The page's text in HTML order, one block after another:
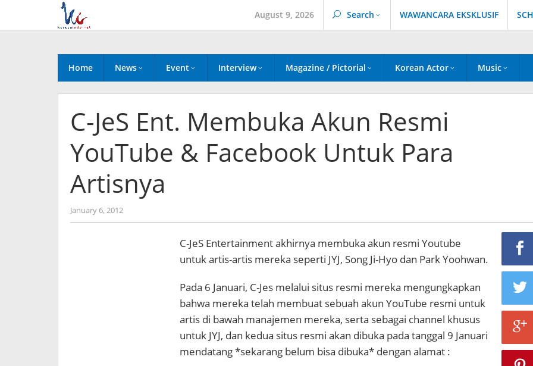
content
August 9, 2026 Search WAWANCARA EKSKLUSIF
Home News Event Interview Magazine / Pictorial Korean Actor Music
C-JeS Ent. Membuka Akun Resmi
YouTube & Facebook Untuk Para
Artisnya
January 6, 2012by
Koreanindo
C-JeS Entertainment akhirnya membuka akun resmi Youtube
untuk artis-artis mereka seperti JYJ, Song Ji-Hyo dan Park Yoohwan.
Pada 6 Januari, C-Jes melalui situs resmi mereka mengungkapkan
bahwa mereka telah membuat sebuah akun YouTube resmi untuk
artis di bawah manajemen mereka, serta sebagai channel khusus
untuk JYJ, dan kedua situs resmi akan dibuka pada tanggal 9 Januari
mendatang *sekarang belum bisa dibuka* dengan alamat :